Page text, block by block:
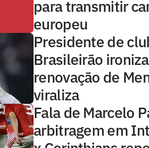
para transmitir
europeu
Presidente de
Brasileirão ironiza
renovação de
viraliza
Fala de Marcelo
arbitragem em